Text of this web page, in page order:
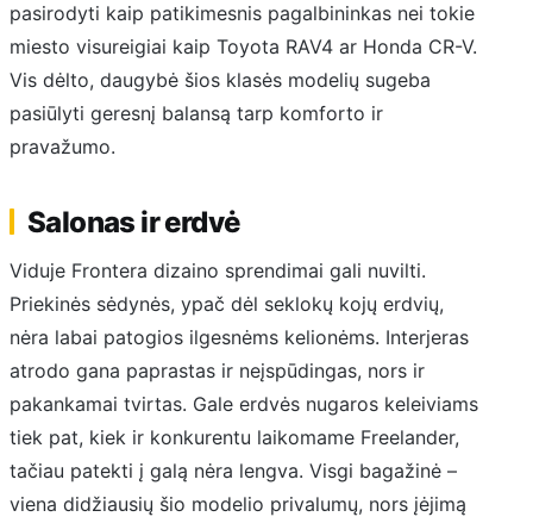
pasirodyti kaip patikimesnis pagalbininkas nei tokie
miesto visureigiai kaip Toyota RAV4 ar Honda CR-V.
Vis dėlto, daugybė šios klasės modelių sugeba
pasiūlyti geresnį balansą tarp komforto ir
pravažumo.
Salonas ir erdvė
Viduje Frontera dizaino sprendimai gali nuvilti.
Priekinės sėdynės, ypač dėl seklokų kojų erdvių,
nėra labai patogios ilgesnėms kelionėms. Interjeras
atrodo gana paprastas ir neįspūdingas, nors ir
pakankamai tvirtas. Gale erdvės nugaros keleiviams
tiek pat, kiek ir konkurentu laikomame Freelander,
tačiau patekti į galą nėra lengva. Visgi bagažinė –
viena didžiausių šio modelio privalumų, nors įėjimą